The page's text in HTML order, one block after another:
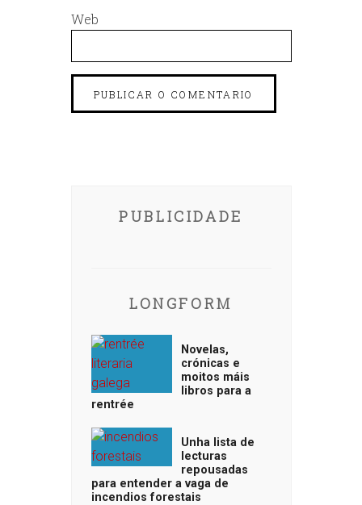
Web
PUBLICIDADE
LONGFORM
Novelas,
crónicas e
moitos máis
libros para a
rentrée
Unha lista de
lecturas
repousadas
para entender a vaga de
incendios forestais